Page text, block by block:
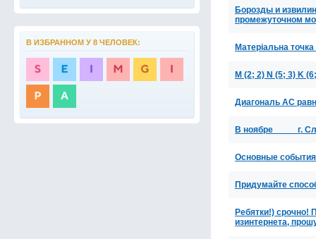
В ИЗБРАННОМ У 8 ЧЕЛОВЕК:
Борозды и
промежуточном
Матеріальна
M (2; 2) N (5; 3) K
Диагональ AC
В ноябре_____г.
Основные
Придумайте
Ребятки!) срочно!
изинтернета,